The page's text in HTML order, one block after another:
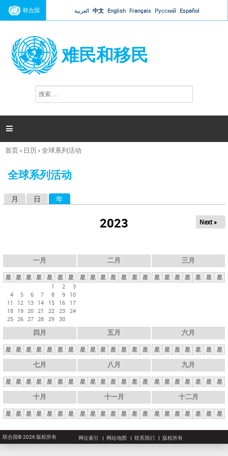
Jump to navigation
联合国 العربية 中文 English Français Русский Español
难民和移民
搜
索

你
这
首页› 日历›全球系列活动
全球系列活动
月 日 年
2023 Next »
一月
星 星 星 星 星 星
星
1
2
3
4
5 6 7 8 9
10
11
12 13 14 15 16
17
18 19 20 21 22 23 24
25 26 27 28 29 30
二月
星 星 星 星 星 星 星
三月
星 星 星 星 星 星 星
四月
星 星 星 星 星 星 星
五月
星 星 星 星 星 星 星
六月
星 星 星 星 星 星 星
七月
星 星 星 星 星 星 星
八月
星 星 星 星 星 星 星
九月
星 星 星 星 星 星 星
十月
星 星 星 星 星 星 星
十一月
星 星 星 星 星 星 星
十二月
星 星 星 星 星 星 星
联合国© 2026 版权所有 网址索引 网站地图 联系我们 版权所有